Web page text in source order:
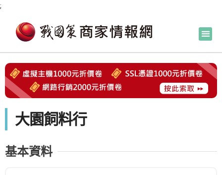
;
大園飼料行
基本資料